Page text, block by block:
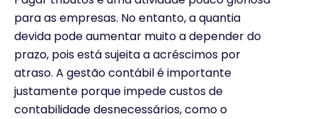
para as empresas. No entanto, a quantia
devida pode aumentar muito a depender do
prazo, pois está sujeita a acréscimos por
atraso. A gestão contábil é importante
justamente porque impede custos de
contabilidade desnecessários, como o